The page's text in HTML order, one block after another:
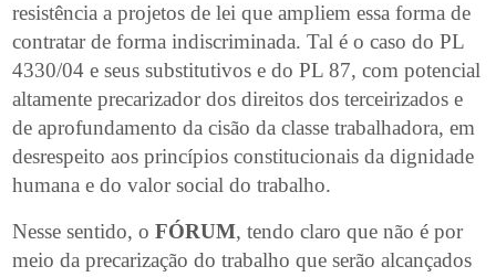
resistência a projetos de lei que ampliem essa forma de
contratar de forma indiscriminada. Tal é o caso do PL
4330/04 e seus substitutivos e do PL 87, com potencial
altamente precarizador dos direitos dos terceirizados e
de aprofundamento da cisão da classe trabalhadora, em
desrespeito aos princípios constitucionais da dignidade
humana e do valor social do trabalho.
Nesse sentido, oFÓRUM, tendo claro que não é por
meio da precarização do trabalho que serão alcançados